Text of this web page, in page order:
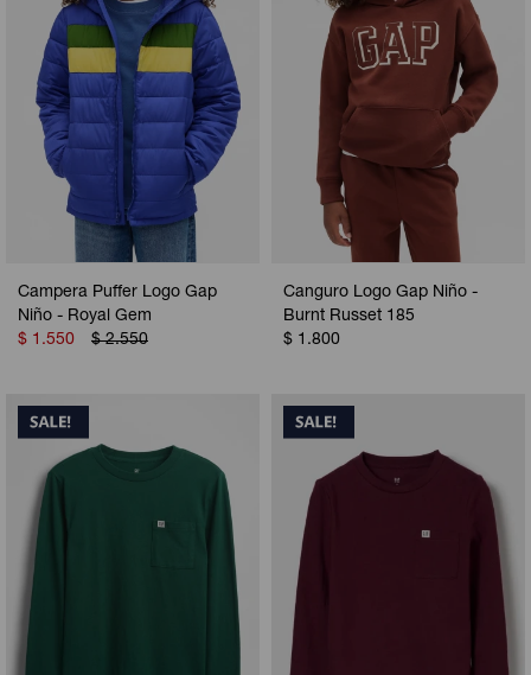
Campera Puffer Logo Gap
Niño - Royal Gem
$ 1.550 $ 2.550
Canguro Logo Gap Niño -
Burnt Russet 185
$ 1.800